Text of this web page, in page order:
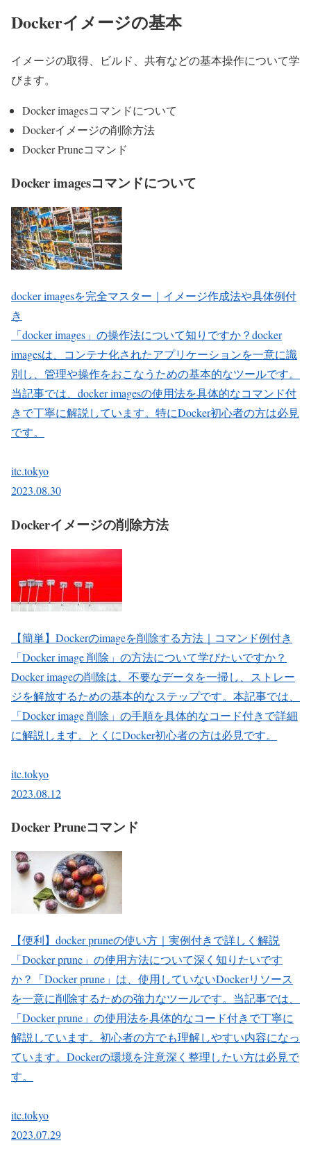
Dockerイメージの基本
イメージの取得、ビルド、共有などの基本操作について学
びます。
Docker imagesコマンドについて
Dockerイメージの削除方法
Docker Pruneコマンド
Docker imagesコマンドについて
docker imagesを完全マスター｜イメージ作成法や具体例付
き
「docker images」の操作法について知りですか？docker
imagesは、コンテナ化されたアプリケーションを一意に識
別し、管理や操作をおこなうための基本的なツールです。
当記事では、docker imagesの使用法を具体的なコマンド付
きで丁寧に解説しています。特にDocker初心者の方は必見
です。
itc.tokyo
2023.08.30
Dockerイメージの削除方法
【簡単】Dockerのimageを削除する方法｜コマンド例付き
「Docker image 削除」の方法について学びたいですか？
Docker imageの削除は、不要なデータを一掃し、ストレー
ジを解放するための基本的なステップです。本記事では、
「Docker image 削除」の手順を具体的なコード付きで詳細
に解説します。とくにDocker初心者の方は必見です。
itc.tokyo
2023.08.12
Docker Pruneコマンド
【便利】docker pruneの使い方｜実例付きで詳しく解説
「Docker prune」の使用方法について深く知りたいです
か？「Docker prune」は、使用していないDockerリソース
を一意に削除するための強力なツールです。当記事では、
「Docker prune」の使用法を具体的なコード付きで丁寧に
解説しています。初心者の方でも理解しやすい内容になっ
ています。Dockerの環境を注意深く整理したい方は必見で
す。
itc.tokyo
2023.07.29